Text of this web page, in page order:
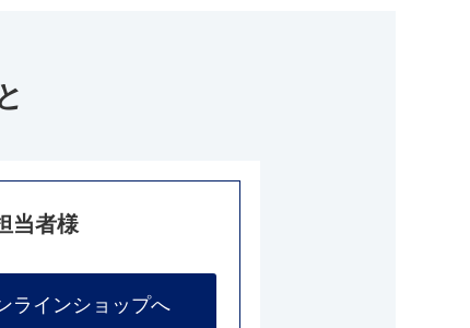
当者様
ラインショップへ